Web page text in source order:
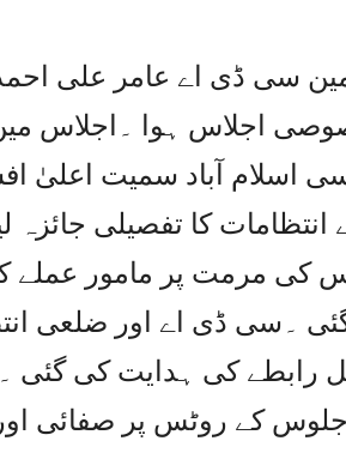
سی ڈی اے عامر علی
اجلاس ہوا ۔اجلاس
سی اسلام آباد سمیت
انتظامات کا تفصیلی جائزہ
کی مرمت پر مامور عملے
رابطے کی ہدایت کی گئی
کے روٹس پر صفائی